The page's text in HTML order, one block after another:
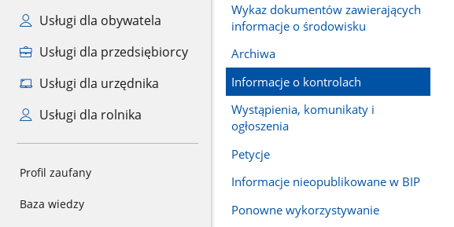
Usługi dla obywatela
Usługi dla przedsiębiorcy
Usługi dla urzędnika
Usługi dla rolnika
Profil zaufany
Baza wiedzy
Wykaz dokumentów zawierających
informacje o środowisku
Archiwa
Informacje o kontrolach
Wystąpienia, komunikaty i
ogłoszenia
Petycje
Informacje nieopublikowane w BIP
Ponowne wykorzystywanie